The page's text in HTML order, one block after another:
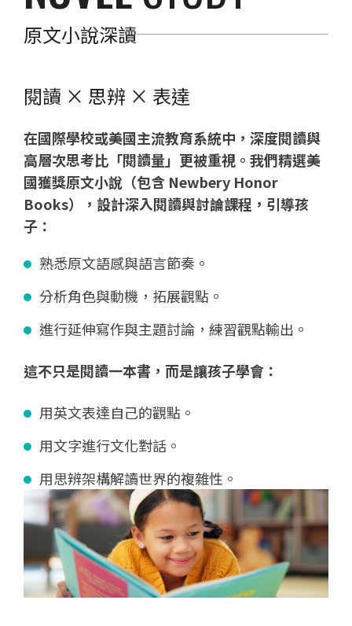
原文小說深讀
閱讀 × 思辨 × 表達
在國際學校或美國主流教育系統中，深度閱讀與
高層次思考比「閱讀量」更被重視。我們精選美
國獲獎原文小說（包含 Newbery Honor
Books），設計深入閱讀與討論課程，引導孩
子：
熟悉原文語感與語言節奏。
分析角色與動機，拓展觀點。
進行延伸寫作與主題討論，練習觀點輸出。
這不只是閱讀一本書，而是讓孩子學會：
用英文表達自己的觀點。
用文字進行文化對話。
用思辨架構解讀世界的複雜性。